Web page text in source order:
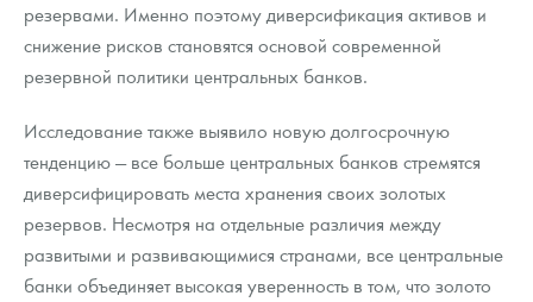
резервами. Именно поэтому диверсификация активов и
снижение рисков становятся основой современной
резервной политики центральных банков.
Исследование также выявило новую долгосрочную
тенденцию — все больше центральных банков стремятся
диверсифицировать места хранения своих золотых
резервов. Несмотря на отдельные различия между
развитыми и развивающимися странами, все центральные
банки объединяет высокая уверенность в том, что золото